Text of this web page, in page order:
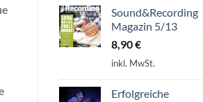
Sound&Recording
Magazin 5/13
8,90€
inkl. MwSt.
Erfolgreiche